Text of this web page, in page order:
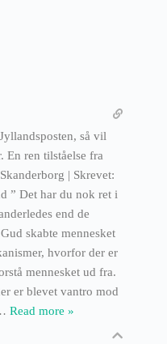
så vil
En ren tilståelse fra
| Skrevet:
” Det har du nok ret i
end de
skabte mennesket
hvorfor der er
mennesket ud fra.
er blevet vantro mod
Read more »